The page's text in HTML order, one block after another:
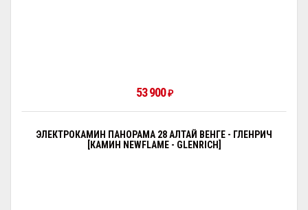
53 900₽
ЭЛЕКТРОКАМИН ПАНОРАМА 28 АЛТАЙ ВЕНГЕ - ГЛЕНРИЧ
[КАМИН NEWFLAME - GLENRICH]